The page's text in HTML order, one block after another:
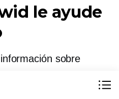
le ayude
sobre
blog para